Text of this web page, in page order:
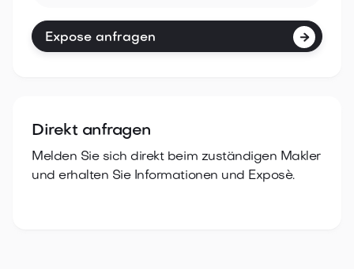

Direkt anfragen
Melden Sie sich direkt beim zuständigen Makler
und erhalten Sie Informationen und Exposè.